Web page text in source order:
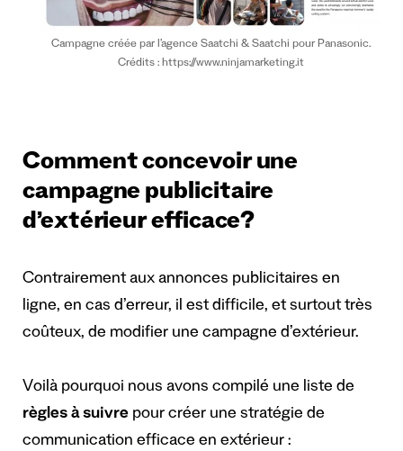
Campagne créée par l’agence Saatchi & Saatchi pour Panasonic.
Crédits : https://www.ninjamarketing.it
Comment concevoir une
campagne publicitaire
d’extérieur efficace?
Contrairement aux annonces publicitaires en
ligne, en cas d’erreur, il est difficile, et surtout très
coûteux, de modifier une campagne d’extérieur.
Voilà pourquoi nous avons compilé une liste de
règles à suivre pour créer une stratégie de
communication efficace en extérieur :